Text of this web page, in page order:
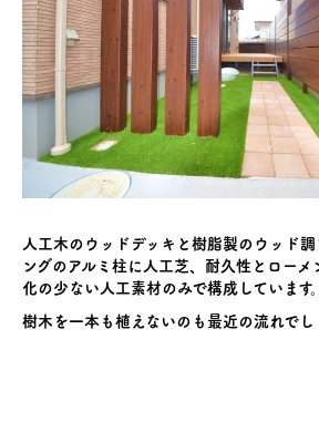
人工木のウッドデッキと樹脂製のウッド
ングのアルミ柱に人工芝、耐久性とロー
化の少ない人工素材のみで構成しています。
樹木を一本も植えないのも最近の流れでし